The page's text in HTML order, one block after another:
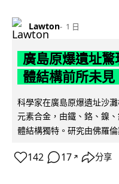
Lawton 1 日
廣島原爆遺址
體結構前所未見
科學家在廣島原爆遺址沙
元素合金，由鐵、鉻、鎳
體結構獨特。研究由佛羅
142 17 ↗ 分享